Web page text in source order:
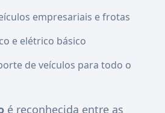
empresariais e frotas
e elétrico básico
de veículos para todo o
é reconhecida entre as